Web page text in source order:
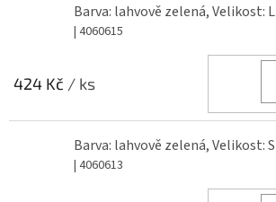
Barva: lahvově zelená, Velikost: L
| 4060615
424 Kč / ks
Barva: lahvově zelená, Velikost: S
| 4060613